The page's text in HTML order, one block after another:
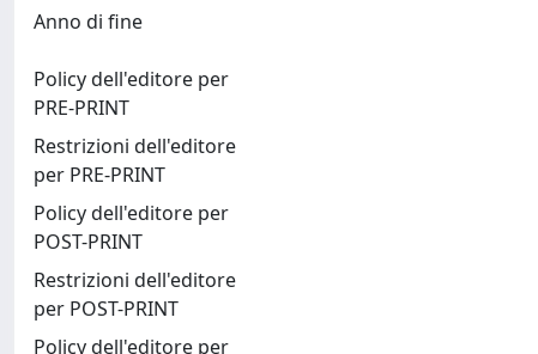
Anno di fine
Policy dell'editore per
PRE-PRINT
Restrizioni dell'editore
per PRE-PRINT
Policy dell'editore per
POST-PRINT
Restrizioni dell'editore
per POST-PRINT
Policy dell'editore per